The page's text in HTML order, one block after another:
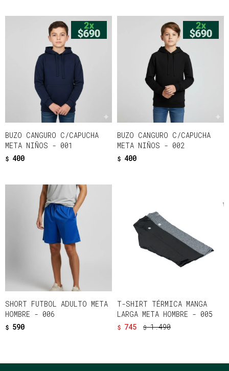
BUZO CANGURO C/CAPUCHA
META NIÑOS - 001
$ 400
BUZO CANGURO C/CAPUCHA
META NIÑOS - 002
$ 400
SHORT FUTBOL ADULTO META
HOMBRE - 006
$ 590
T-SHIRT TÉRMICA MANGA
LARGA META HOMBRE - 005
$ 745 $ 1.490